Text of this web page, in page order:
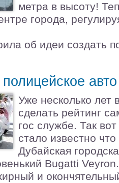
метра в высоту!
города,
об идеи создать
авто
Уже несколько лет
сделать рейтинг
гос службе. Так
стало известно
Дубайская
Bugatti
и